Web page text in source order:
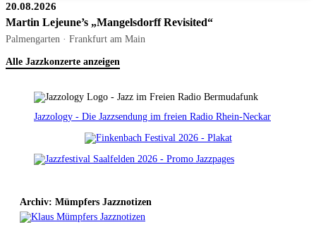
20.08.2026
Martin Lejeune’s „Mangelsdorff Revisited“
Palmengarten · Frankfurt am Main
Alle Jazzkonzerte anzeigen
Jazzology - Die Jazzsendung im freien Radio Rhein-Neckar
Archiv: Mümpfers Jazznotizen